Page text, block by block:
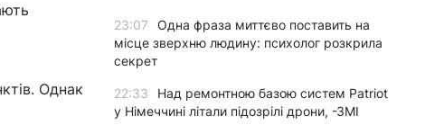
Однак
23:07
Одна фраза миттєво поставить на
місце зверхню людину: психолог розкрила
секрет
22:33
Над ремонтною базою систем Patriot
у Німеччині літали підозрілі дрони, -ЗМІ